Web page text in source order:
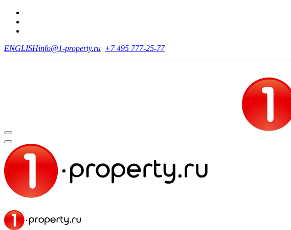
ENGLISHinfo@1-property.ru +7 495 777-25-77